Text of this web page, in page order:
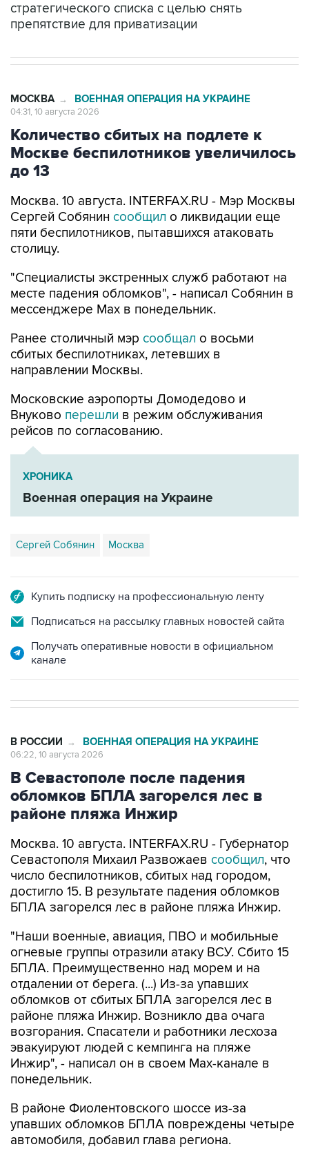
стратегического списка с целью снять
препятствие для приватизации
МОСКВА → ВОЕННАЯ ОПЕРАЦИЯ НА УКРАИНЕ
04:31, 10 августа 2026
Количество сбитых на подлете к
Москве беспилотников увеличилось
до 13
Москва. 10 августа. INTERFAX.RU - Мэр Москвы
Сергей Собянин сообщил о ликвидации еще
пяти беспилотников, пытавшихся атаковать
столицу.
"Специалисты экстренных служб работают на
месте падения обломков", - написал Собянин в
мессенджере Max в понедельник.
Ранее столичный мэр сообщал о восьми
сбитых беспилотниках, летевших в
направлении Москвы.
Московские аэропорты Домодедово и
Внуково перешли в режим обслуживания
рейсов по согласованию.
ХРОНИКА
Военная операция на Украине
Сергей Собянин Москва
Купить подписку на профессиональную ленту
Подписаться на рассылку главных новостей сайта
Получать оперативные новости в официальном
канале
В РОССИИ → ВОЕННАЯ ОПЕРАЦИЯ НА УКРАИНЕ
06:22, 10 августа 2026
В Севастополе после падения
обломков БПЛА загорелся лес в
районе пляжа Инжир
Москва. 10 августа. INTERFAX.RU - Губернатор
Севастополя Михаил Развожаев сообщил, что
число беспилотников, сбитых над городом,
достигло 15. В результате падения обломков
БПЛА загорелся лес в районе пляжа Инжир.
"Наши военные, авиация, ПВО и мобильные
огневые группы отразили атаку ВСУ. Сбито 15
БПЛА. Преимущественно над морем и на
отдалении от берега. (...) Из-за упавших
обломков от сбитых БПЛА загорелся лес в
районе пляжа Инжир. Возникло два очага
возгорания. Спасатели и работники лесхоза
эвакуируют людей с кемпинга на пляже
Инжир", - написал он в своем Мах-канале в
понедельник.
В районе Фиолентовского шоссе из-за
упавших обломков БПЛА повреждены четыре
автомобиля, добавил глава региона.